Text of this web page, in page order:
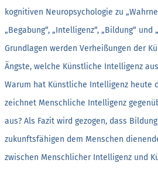
kognitiven Neuropsychologie zu
„Begabung“, „Intelligenz“, „Bildung“
Grundlagen werden Verheißungen der
Ängste, welche Künstliche Intelligenz
Warum hat Künstliche Intelligenz heute
zeichnet Menschliche Intelligenz
aus? Als Fazit wird gezogen, dass
zukunftsfähigen dem Menschen
zwischen Menschlicher Intelligenz und